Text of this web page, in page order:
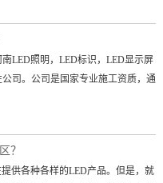
LED照明，LED标识，LED显示屏
司。公司是国家专业施工资质，通
？
供各种各样的LED产品。但是，就